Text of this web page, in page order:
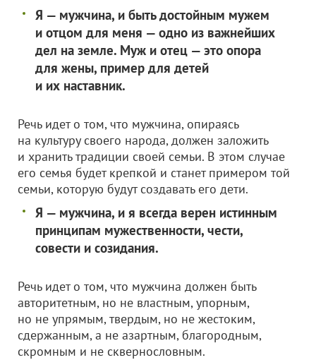
Я — мужчина, и быть достойным мужем
и отцом для меня — одно из важнейших
дел на земле. Муж и отец — это опора
для жены, пример для детей
и их наставник.
Речь идет о том, что мужчина, опираясь
на культуру своего народа, должен заложить
и хранить традиции своей семьи. В этом случае
его семья будет крепкой и станет примером той
семьи, которую будут создавать его дети.
Я — мужчина, и я всегда верен истинным
принципам мужественности, чести,
совести и созидания.
Речь идет о том, что мужчина должен быть
авторитетным, но не властным, упорным,
но не упрямым, твердым, но не жестоким,
сдержанным, а не азартным, благородным,
скромным и не сквернословным.